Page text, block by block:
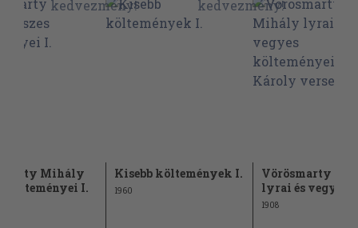
Mihály
költeményei I.
Kisebb költemények I.
1960
Vörösmarty
lyrai és vegyes...
1908